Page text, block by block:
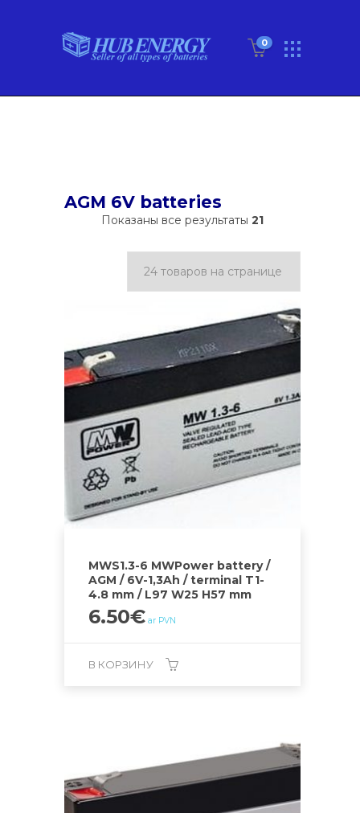
0
AGM 6V batteries
Показаны все результаты 21
MWS1.3-6 MWPower battery /
AGM / 6V-1,3Ah / terminal T1-
4.8 mm / L97 W25 H57 mm
6.50€ ar PVN
В КОРЗИНУ